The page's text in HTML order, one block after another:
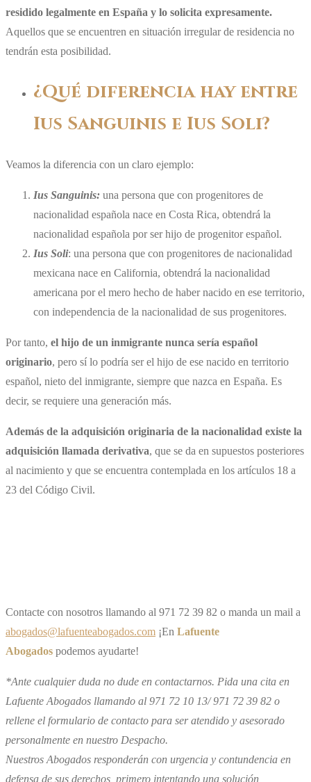
residido legalmente en España y lo solicita expresamente.
Aquellos que se encuentren en situación irregular de residencia no
tendrán esta posibilidad.
¿Qué diferencia hay entre
Ius Sanguinis e Ius Soli?
Veamos la diferencia con un claro ejemplo:
Ius Sanguinis: una persona que con progenitores de
nacionalidad española nace en Costa Rica, obtendrá la
nacionalidad española por ser hijo de progenitor español.
Ius Soli: una persona que con progenitores de nacionalidad
mexicana nace en California, obtendrá la nacionalidad
americana por el mero hecho de haber nacido en ese territorio,
con independencia de la nacionalidad de sus progenitores.
Por tanto, el hijo de un inmigrante nunca sería español
originario, pero sí lo podría ser el hijo de ese nacido en territorio
español, nieto del inmigrante, siempre que nazca en España. Es
decir, se requiere una generación más.
Además de la adquisición originaria de la nacionalidad existe la
adquisición llamada derivativa, que se da en supuestos posteriores
al nacimiento y que se encuentra contemplada en los artículos 18 a
23 del Código Civil.
Contacte con nosotros llamando al 971 72 39 82 o manda un mail a
abogados@lafuenteabogados.com ¡En Lafuente
Abogados podemos ayudarte!
*Ante cualquier duda no dude en contactarnos. Pida una cita en
Lafuente Abogados llamando al 971 72 10 13/ 971 72 39 82 o
rellene el formulario de contacto para ser atendido y asesorado
personalmente en nuestro Despacho.
Nuestros Abogados responderán con urgencia y contundencia en
defensa de sus derechos, primero intentando una solución